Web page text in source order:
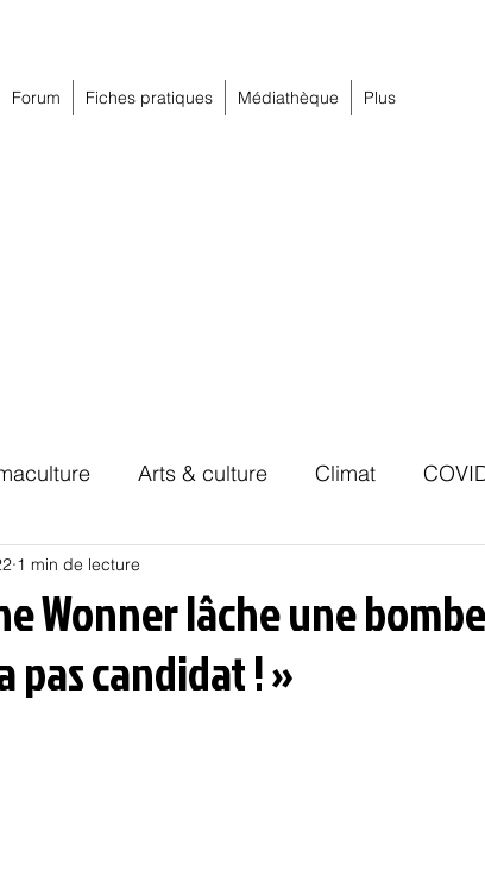
Forum Fiches pratiques Médiathèque Plus
Arts & culture Climat
Hors piste
Psychologie Résilience
Wonner lâche une
pas candidat ! »
1 min de lecture